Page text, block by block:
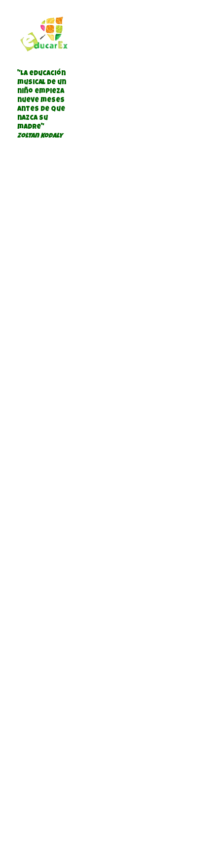
"La educación
musical de un
niño empieza
nueve meses
antes de que
nazca su
madre"
Zoltan Kodaly